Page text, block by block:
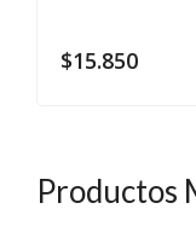
$15.850
Productos